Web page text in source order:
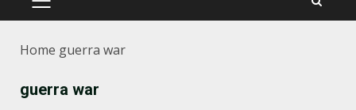
PRIMÄRES
Home guerra war
guerra war